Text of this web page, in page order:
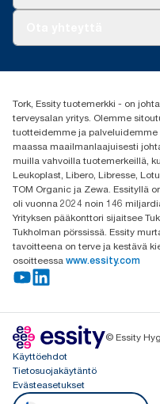
(+358) 9 5068 8222
Oy Essity Finland Ab
Revontulenkuja 1
02100 Espoo
Tork, Essity tuotemerkki - on
terveysalan yritys. Olemme
tuotteidemme ja palveluidemme
maassa maailmanlaajuisesti
muilla vahvoilla tuotemerkeillä,
Leukoplast, Libero, Libresse,
TOM Organic ja Zewa. Essityllä
oli vuonna 2024 noin 146
Yrityksen pääkonttori sijaitsee
Tukholman pörssissä. Essity
tavoitteena on terve ja kestävä
osoitteessa www.essity.com
© Essity
Käyttöehdot
Tietosuojakäytäntö
Evästeasetukset